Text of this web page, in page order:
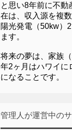
と思い8年前に不動
在は、収入源を複
陽光発電（50kw）
ます。
将来の夢は、家族
年2ヶ月はハワイに
になることです。
管理人が運営中のサ